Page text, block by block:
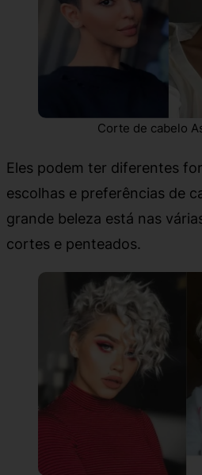
Corte de cabelo
Eles podem ter diferentes
escolhas e preferências de
grande beleza está nas
cortes e penteados.